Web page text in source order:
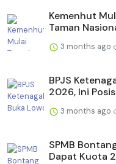
Kemenhut
Taman
3 months ago
BPJS
2026, Ini
3 months ago
SPMB
Dapat Kuota